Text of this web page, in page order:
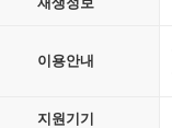
이용안내
지원기기